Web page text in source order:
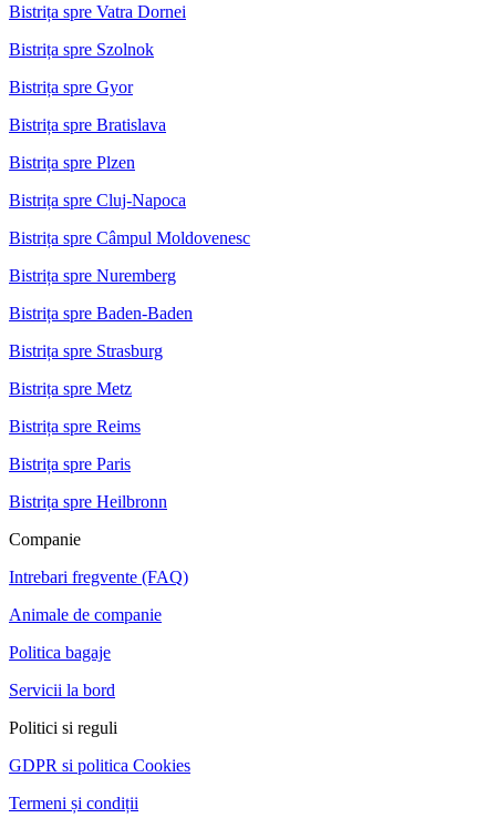
Bistrița spre Vatra Dornei
Bistrița spre Szolnok
Bistrița spre Gyor
Bistrița spre Bratislava
Bistrița spre Plzen
Bistrița spre Cluj-Napoca
Bistrița spre Câmpul Moldovenesc
Bistrița spre Nuremberg
Bistrița spre Baden-Baden
Bistrița spre Strasburg
Bistrița spre Metz
Bistrița spre Reims
Bistrița spre Paris
Bistrița spre Heilbronn
Companie
Intrebari fregvente (FAQ)
Animale de companie
Politica bagaje
Servicii la bord
Politici si reguli
GDPR si politica Cookies
Termeni și condiții